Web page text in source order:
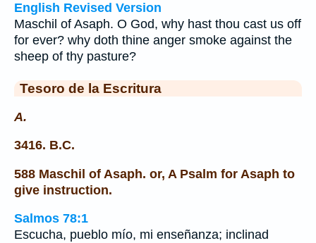
English Revised Version
Maschil of Asaph. O God, why hast thou cast us off
for ever? why doth thine anger smoke against the
sheep of thy pasture?
Tesoro de la Escritura
A.
3416. B.C.
588 Maschil of Asaph. or, A Psalm for Asaph to
give instruction.
Salmos 78:1
Escucha, pueblo mío, mi enseñanza; inclinad